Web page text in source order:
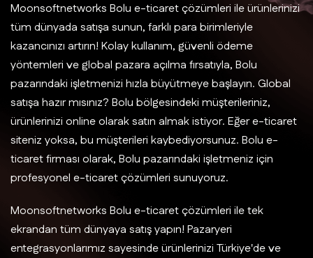
Moonsoftnetworks Bolu e-ticaret çözümleri ile ürünlerinizi
tüm dünyada satışa sunun, farklı para birimleriyle
kazancınızı artırın! Kolay kullanım, güvenli ödeme
yöntemleri ve global pazara açılma fırsatıyla, Bolu
pazarındaki işletmenizi hızla büyütmeye başlayın. Global
satışa hazır mısınız? Bolu bölgesindeki müşterileriniz,
ürünlerinizi online olarak satın almak istiyor. Eğer e-ticaret
siteniz yoksa, bu müşterileri kaybediyorsunuz. Bolu e-
ticaret firması olarak, Bolu pazarındaki işletmeniz için
profesyonel e-ticaret çözümleri sunuyoruz.
Moonsoftnetworks Bolu e-ticaret çözümleri ile tek
ekrandan tüm dünyaya satış yapın! Pazaryeri
entegrasyonlarımız sayesinde ürünlerinizi Türkiye'de ve